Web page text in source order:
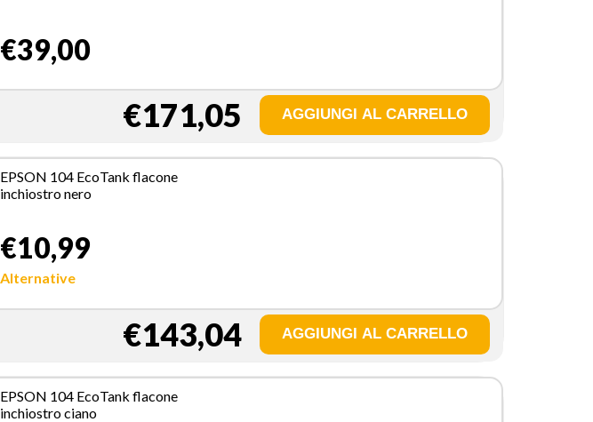
€39,00
€171,05
EPSON 104 EcoTank flacone
inchiostro nero
€10,99
Alternative
€143,04
EPSON 104 EcoTank flacone
inchiostro ciano